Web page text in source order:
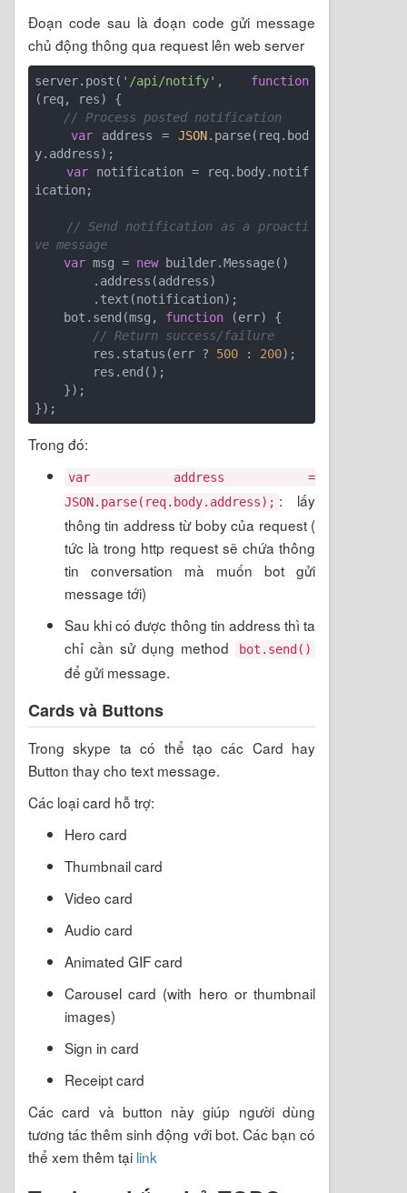
Đoạn code sau là đoạn code gửi message
chủ động thông qua request lên web server
server.post( '/api/notify' , function
( req, res) {
// Process posted notification
var address = JSON.parse(req.bod
y.address);
var notification = req.body.notif
ication;
// Send notification as a proacti
ve message
var msg = new builder.Message()
    bot.send(msg,
function (err) {
// Return success/failure
        res.status(err ?
500 : 200);
Trong đó:
var address =
JSON.parse(req.body.address); : lấy
thông tin address từ boby của request (
tức là trong http request sẽ chứa thông
tin conversation mà muốn bot gửi
message tới)
Sau khi có được thông tin address thì ta
chỉ cần sử dụng method
bot.send()
để gửi message.
Cards và Buttons
Trong skype ta có thể tạo các Card hay
Button thay cho text message.
Các loại card hỗ trợ:
Hero card
Thumbnail card
Video card
Audio card
Animated GIF card
Carousel card (with hero or thumbnail
images)
Sign in card
Receipt card
Các card và button này giúp người dùng
tương tác thêm sinh động với bot. Các bạn có
thể xem thêm tại link